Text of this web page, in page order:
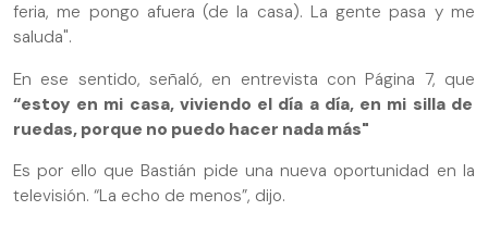
feria, me pongo afuera (de la casa). La gente pasa y me
saluda".
En ese sentido, señaló, en entrevista con Página 7, que
“estoy en mi casa, viviendo el día a día, en mi silla de
ruedas, porque no puedo hacer nada más"
Es por ello que Bastián pide una nueva oportunidad en la
televisión. “La echo de menos”, dijo.